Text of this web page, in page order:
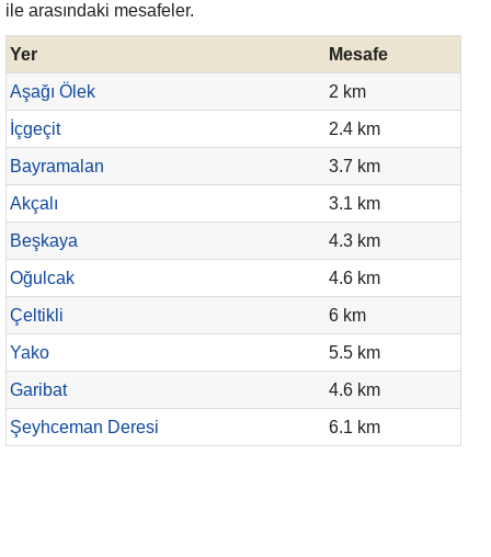
ile arasındaki mesafeler.
Yer
Mesafe
Aşağı Ölek
2 km
İçgeçit
2.4 km
Bayramalan
3.7 km
Akçalı
3.1 km
Beşkaya
4.3 km
Oğulcak
4.6 km
Çeltikli
6 km
Yako
5.5 km
Garibat
4.6 km
Şeyhceman Deresi
6.1 km